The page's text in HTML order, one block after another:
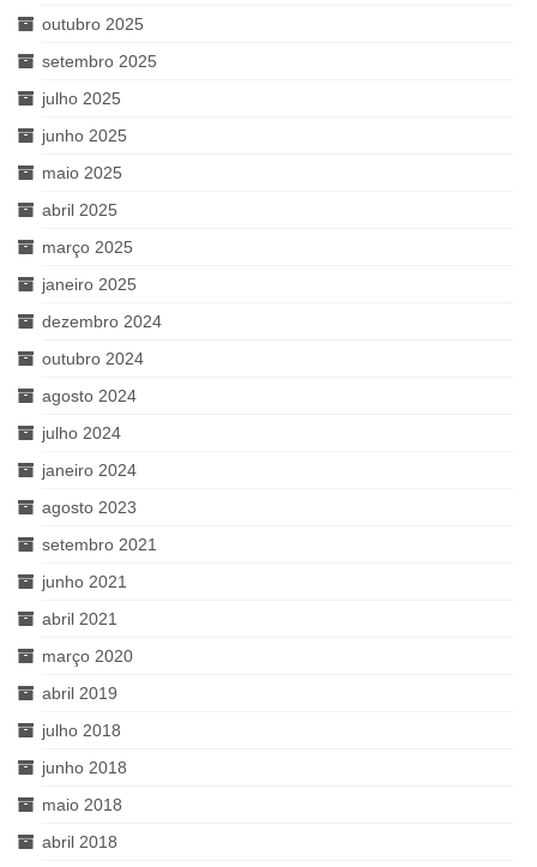
outubro 2025
setembro 2025
julho 2025
junho 2025
maio 2025
abril 2025
março 2025
janeiro 2025
dezembro 2024
outubro 2024
agosto 2024
julho 2024
janeiro 2024
agosto 2023
setembro 2021
junho 2021
abril 2021
março 2020
abril 2019
julho 2018
junho 2018
maio 2018
abril 2018